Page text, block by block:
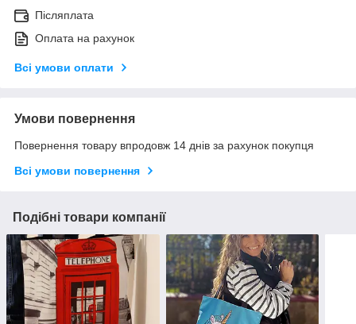
Післяплата
Оплата на рахунок
Всі умови оплати
Умови повернення
Повернення товару впродовж 14 днів за рахунок покупця
Всі умови повернення
Подібні товари компанії